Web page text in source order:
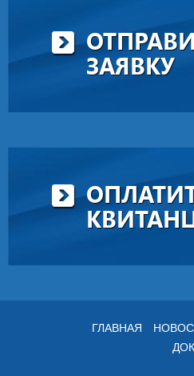
ЗАЯВКУ
ГЛАВНАЯ